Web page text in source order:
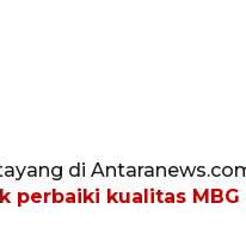
di
perbaiki kualitas MBG